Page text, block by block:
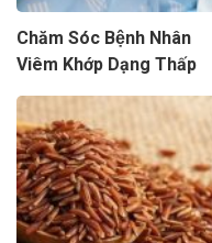
Chăm Sóc Bệnh Nhân
Viêm Khớp Dạng Thấp